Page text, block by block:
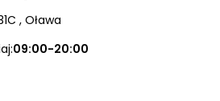
, Oława
09:00-20:00